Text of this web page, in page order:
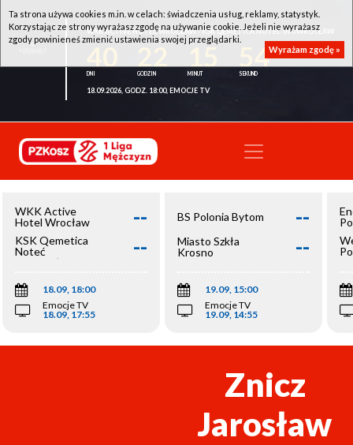
WKK ACTIVE HOTEL WROCŁAW - KSK QEMETICA NOTEĆ INOWROCŁAW
54
18.09.2026, GODZ. 18:00, EMOCJE TV
WKK Active
Hotel Wrocław
--
KSK Qemetica
Noteć
Inowrocław
--
18.09, 18:00
Emocje TV
18.09, 17:55
BS Polonia Bytom --
Miasto Szkła
Krosno
--
19.09, 15:00
Emocje TV
19.09, 14:55
Znicz
Jarosław
Ta strona używa cookies m.in. w celach: świadczenia usług, reklamy, statystyk.
Korzystając ze strony wyrażasz zgodę na używanie cookie. Jeżeli nie wyrażasz
zgody powinieneś zmienić ustawienia swojej przeglądarki.
Wyrażam zgodę »